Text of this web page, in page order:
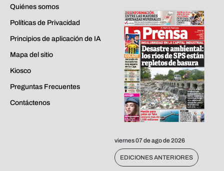
Quiénes somos
Políticas de Privacidad
Principios de aplicación de IA
Mapa del sitio
Kiosco
Preguntas Frecuentes
Contáctenos
viernes 07 de ago de 2026
EDICIONES ANTERIORES